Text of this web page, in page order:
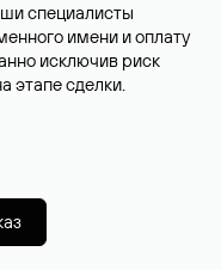
специалисты
имени и оплату
исключив риск
этапе сделки.